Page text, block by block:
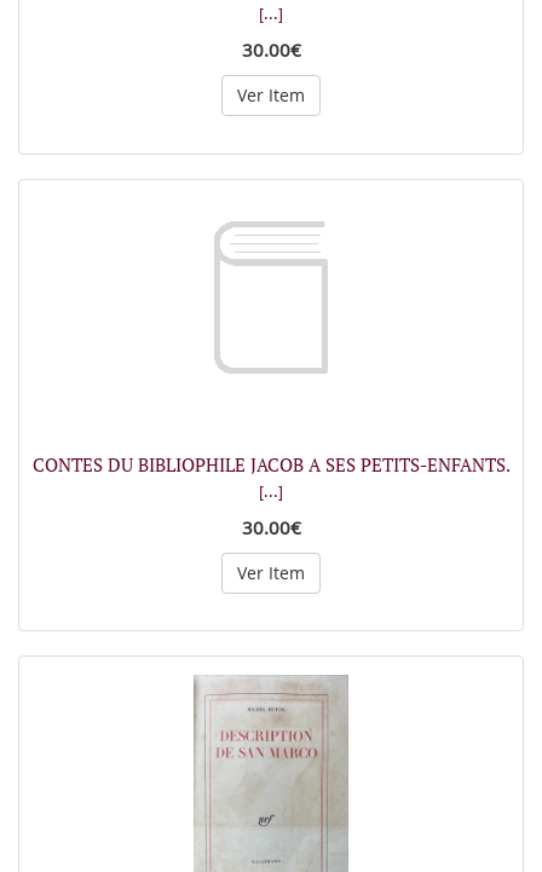
[...]
30.00€
Ver Item
CONTES DU BIBLIOPHILE JACOB A SES PETITS-ENFANTS.
[...]
30.00€
Ver Item